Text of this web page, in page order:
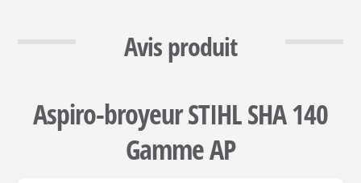
Avis produit
Aspiro-broyeur STIHL SHA 140
Gamme AP